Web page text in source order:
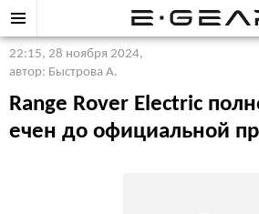
22:15, 28 ноября 2024,
автор: Быстрова А.
Range Rover Electric
ечен до официальной